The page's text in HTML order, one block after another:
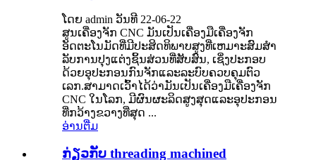
ໂດຍ admin ວັນທີ 22-06-22
ສູນເຄື່ອງຈັກ CNC ມັນເປັນເຄື່ອງມືເຄື່ອງຈັກ
ອັດຕະໂນມັດທີ່ມີປະສິດທິພາບສູງທີ່ເຫມາະສົມສໍາ
ລັບການປຸງແຕ່ງຊິ້ນສ່ວນທີ່ສັບສົນ, ເຊິ່ງປະກອບ
ດ້ວຍອຸປະກອນກົນຈັກແລະລະບົບຄວບຄຸມຕົວ
ເລກ.ສາມາດເວົ້າໄດ້ວ່າມັນເປັນເຄື່ອງມືເຄື່ອງຈັກ
CNC ໃນໂລກ, ມີຜົນຜະລິດສູງສຸດແລະອຸປະກອນ
ທີ່ກວ້າງຂວາງທີ່ສຸດ ...
ອ່ານ​ຕື່ມ
ກ່ຽວກັບ threading machined